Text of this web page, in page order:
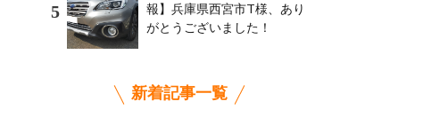
5
報】兵庫県西宮市T様、あり
がとうございました！
新着記事一覧